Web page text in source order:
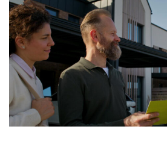
plaukiant
vaikais?
Šis
įrankis
nulemti,